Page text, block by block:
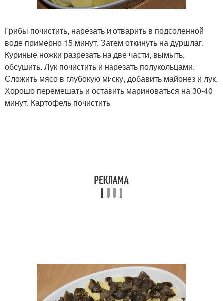
Грибы почистить, нарезать и отварить в подсоленной
воде примерно 15 минут. Затем откинуть на дуршлаг.
Куриные ножки разрезать на две части, вымыть,
обсушить. Лук почистить и нарезать полукольцами.
Сложить мясо в глубокую миску, добавить майонез и лук.
Хорошо перемешать и оставить мариноваться на 30-40
минут. Картофель почистить.